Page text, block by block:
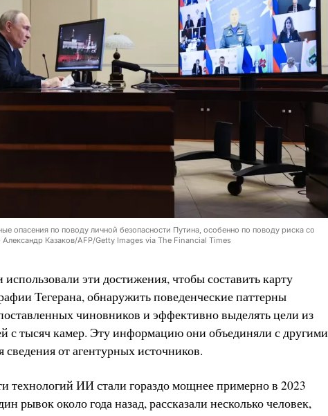
опасения по поводу личной безопасности Путина, особенно по поводу риска со
Казаков/AFP/Getty Images via The Financial Times
эти достижения, чтобы составить карту
Тегерана, обнаружить поведенческие паттерны
чиновников и эффективно выделять цели из
с тысяч камер. Эту информацию они объединяли с другими
от агентурных источников.
технологий ИИ стали гораздо мощнее примерно в 2023
рывок около года назад, рассказали несколько человек,